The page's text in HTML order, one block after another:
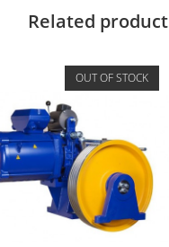
Related
OUT OF STOCK